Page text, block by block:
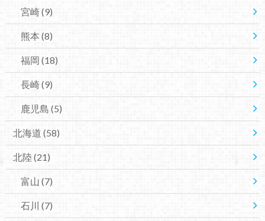
宮崎(9)
熊本 (8)
福岡 (18)
長崎(9)
鹿児島 (5)
北海道 (58)
北陸 (21)
富山 (7)
石川 (7)